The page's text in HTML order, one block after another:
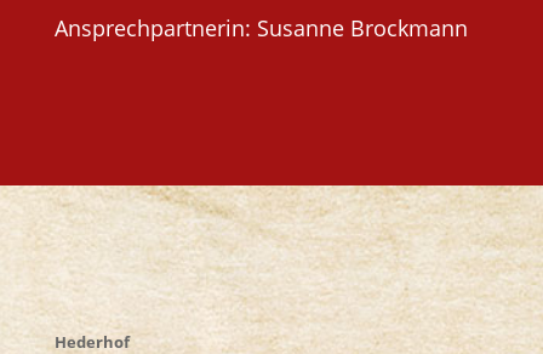
Ansprechpartnerin: Susanne Brockmann
Hederhof